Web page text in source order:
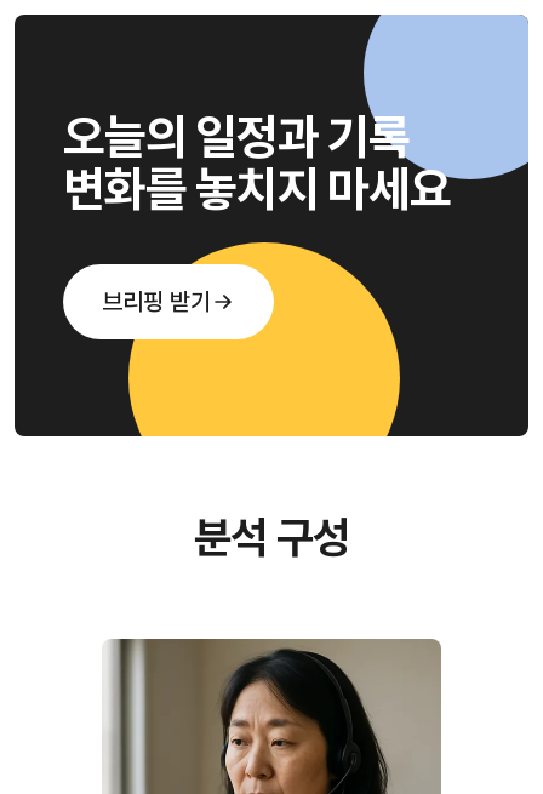
오늘의 일정과 기록
변화를 놓치지 마세요
브리핑 받기
분석 구성